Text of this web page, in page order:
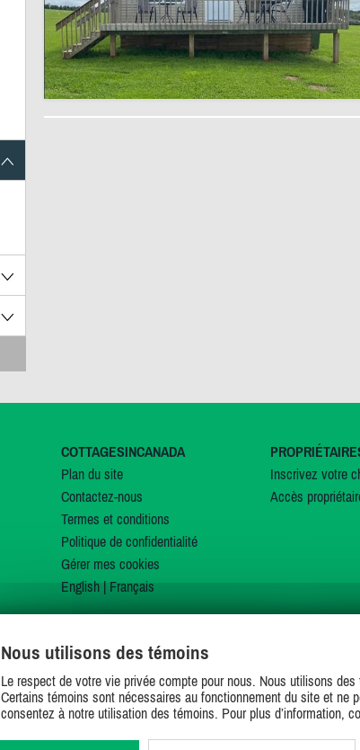
COTTAGESINCANADA
Plan du site
Contactez-nous
Termes et conditions
Politique de confidentialité
Gérer mes cookies
English| Français
Inscrivez votre
Accès
Nous utilisons des témoins
Le respect de votre vie privée compte pour nous. Nous utilisons
Certains témoins sont nécessaires au fonctionnement du site et
consentez à notre utilisation des témoins. Pour plus d’information,